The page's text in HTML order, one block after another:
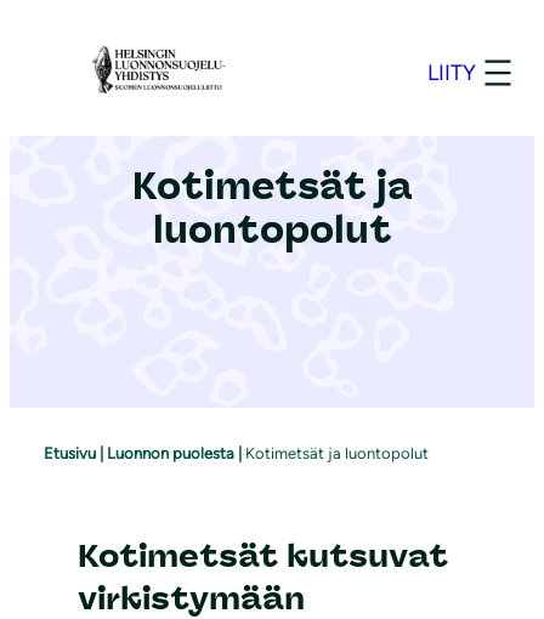
LIITY
Kotimetsät ja
luontopolut
Etusivu Luonnon puolesta Kotimetsät ja luontopolut
Kotimetsät kutsuvat
virkistymään